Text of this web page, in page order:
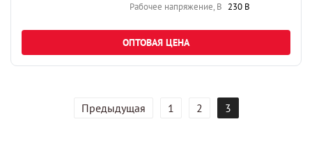
Рабочее напряжение, В 230 В
ОПТОВАЯ ЦЕНА
Предыдущая 1 2 3